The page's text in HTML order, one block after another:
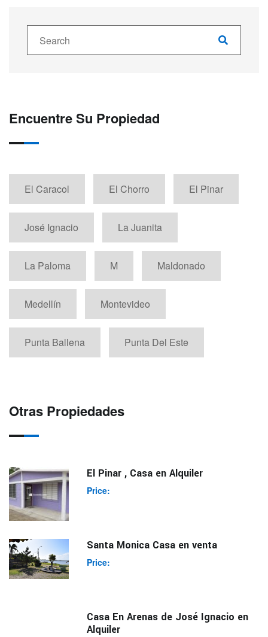
Encuentre Su Propiedad
El Caracol El Chorro El Pinar
José Ignacio La Juanita
La Paloma M Maldonado
Medellín Montevideo
Punta Ballena Punta Del Este
Otras Propiedades
El Pinar , Casa en Alquiler
Price:
Santa Monica Casa en venta
Price:
Casa En Arenas de José Ignacio en
Alquiler